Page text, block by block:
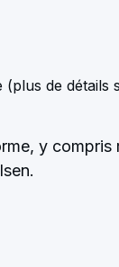
(plus de détails
y compris